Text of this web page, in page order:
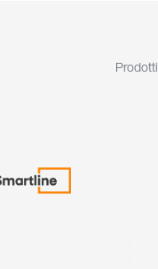
Prodotti